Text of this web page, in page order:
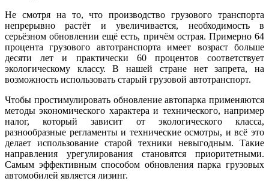
Не смотря на то, что производство грузового транспорта
непрерывно растёт и увеличивается, необходимость в
серьёзном обновлении ещё есть, причём острая. Примерно 64
процента грузового автотранспорта имеет возраст больше
десяти лет и практически 60 процентов соответствует
экологическому классу. В нашей стране нет запрета, на
возможность использовать старый грузовой автотранспорт.
Чтобы простимулировать обновление автопарка применяются
методы экономического характера и технического, например
налог, который зависит от экологического класса,
разнообразные регламенты и технические осмотры, и всё это
делает использование старой техники невыгодным. Такие
направления урегулирования становятся приоритетными.
Самым эффективным способом обновления парка грузовых
автомобилей является лизинг.